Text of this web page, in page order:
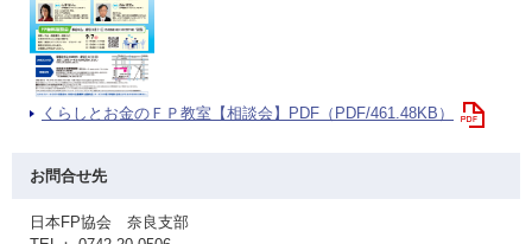
くらしとお金のＦＰ教室【相談会】PDF（PDF/461.48KB）
お問合せ先
日本FP協会 奈良支部